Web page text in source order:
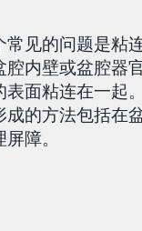
常见的问题是粘
内壁或盆腔器
面粘连在一起
成的方法包括在
障。